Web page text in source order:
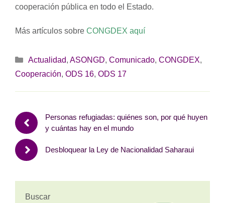
cooperación pública en todo el Estado.
Más artículos sobre CONGDEX aquí
Categorías
Actualidad, ASONGD, Comunicado, CONGDEX,
Cooperación, ODS 16, ODS 17
Personas refugiadas: quiénes son, por qué huyen
y cuántas hay en el mundo
Desbloquear la Ley de Nacionalidad Saharaui
Buscar